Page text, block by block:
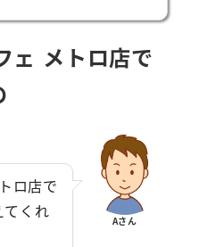
ェ メトロ店で
ロ店で
てくれ
Aさん